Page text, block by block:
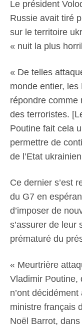
Le président
Russie avait tiré
sur le territoire
« nuit la plus
« De telles
monde entier, les
répondre comme
des terroristes.
Poutine fait cela
permettre de
de l’Etat
Ce dernier s’est
du G7 en
d’imposer de
s’assurer de leur
prématuré du
« Meurtrière
Vladimir Poutine,
n’ont
ministre français
Noël Barrot,